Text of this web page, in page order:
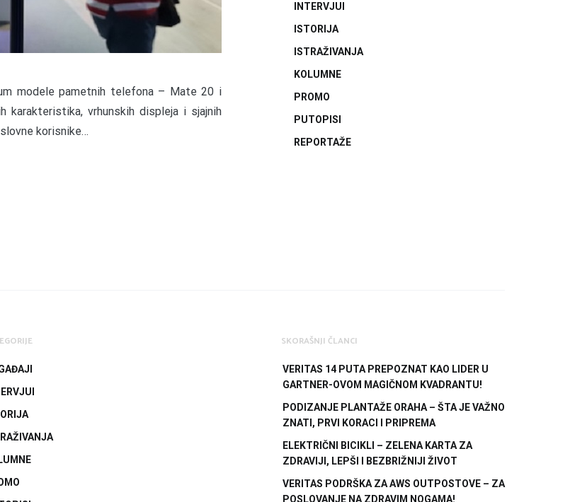
modele pametnih telefona – Mate 20 i
vrhunskih displeja i sjajnih
korisnike…
INTERVJUI
ISTORIJA
ISTRAŽIVANJA
KOLUMNE
PROMO
PUTOPISI
REPORTAŽE
SKORAŠNJI ČLANCI
VERITAS 14 PUTA PREPOZNAT KAO LIDER U
GARTNER-OVOM MAGIČNOM KVADRANTU!
PODIZANJE PLANTAŽE ORAHA – ŠTA JE VAŽNO
ZNATI, PRVI KORACI I PRIPREMA
ELEKTRIČNI BICIKLI – ZELENA KARTA ZA
ZDRAVIJI, LEPŠI I BEZBRIŽNIJI ŽIVOT
VERITAS PODRŠKA ZA AWS OUTPOSTOVE – ZA
POSLOVANJE NA ZDRAVIM NOGAMA!